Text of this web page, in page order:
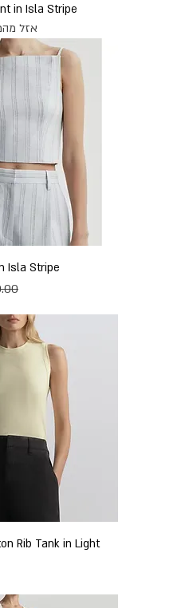
in Isla Stripe
אזל
Isla Stripe
Rib Tank in Light